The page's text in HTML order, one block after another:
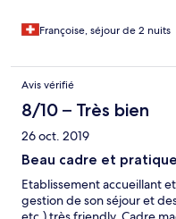
Françoise, séjour de 2 nuits
Avis vérifié
8/10 – Très bien
26 oct. 2019
Beau cadre et pratique
Etablissement accueillant
gestion de son séjour et